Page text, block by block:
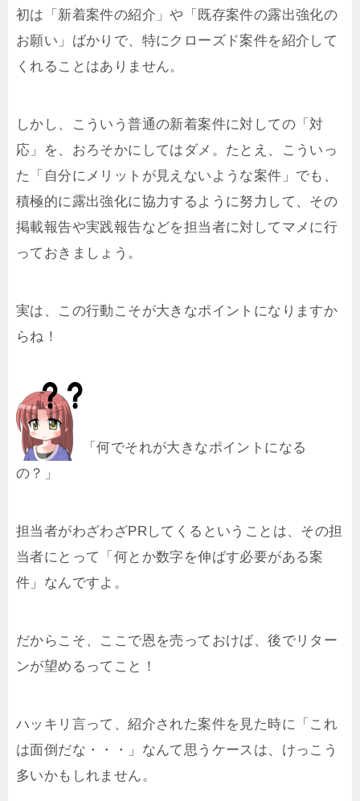
初は「新着案件の紹介」や「既存案件の露出強化の
お願い」ばかりで、特にクローズド案件を紹介して
くれることはありません。
しかし、こういう普通の新着案件に対しての「対
応」を、おろそかにしてはダメ。たとえ、こういっ
た「自分にメリットが見えないような案件」でも、
積極的に露出強化に協力するように努力して、その
掲載報告や実践報告などを担当者に対してマメに行
っておきましょう。
実は、この行動こそが大きなポイントになりますか
らね！
「何でそれが大きなポイントになる
の？」
担当者がわざわざPRしてくるということは、その担
当者にとって「何とか数字を伸ばす必要がある案
件」なんですよ。
だからこそ、ここで恩を売っておけば、後でリター
ンが望めるってこと！
ハッキリ言って、紹介された案件を見た時に「これ
は面倒だな・・・」なんて思うケースは、けっこう
多いかもしれません。